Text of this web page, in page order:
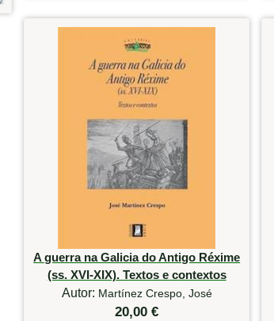
A guerra na Galicia do Antigo Réxime
(ss. XVI-XIX). Textos e contextos
Autor: Martínez Crespo, José
20,00 €